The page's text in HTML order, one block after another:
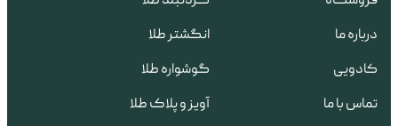
درباره ما
کادویی
تماس با ما
انگشتر طلا
گوشواره طلا
آویز و پلاک طلا